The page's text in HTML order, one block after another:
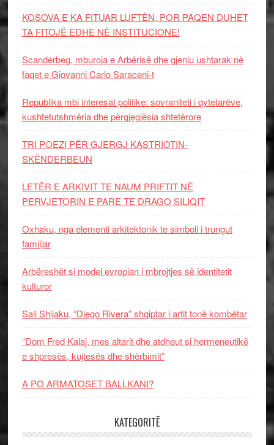
KOSOVA E KA FITUAR LUFTËN, POR PAQEN DUHET
TA FITOJË EDHE NË INSTITUCIONE!
Scanderbeg, mburoja e Arbërisë dhe gjeniu ushtarak në
faqet e Giovanni Carlo Saraceni-t
Republika mbi interesat politike: sovraniteti i qytetarëve,
kushtetutshmëria dhe përgjegjësia shtetërore
TRI POEZI PËR GJERGJ KASTRIOTIN-
SKËNDERBEUN
LETËR E ARKIVIT TE NAUM PRIFTIT NË
PERVJETORIN E PARE TE DRAGO SILIQIT
Oxhaku, nga elementi arkitektonik te simboli i trungut
familjar
Arbëreshët si model evropian i mbrojtjes së identitetit
kulturor
Sali Shijaku, “Diego Rivera” shqiptar i artit tonë kombëtar
“Dom Fred Kalaj, mes altarit dhe atdheut si hermeneutikë
e shpresës, kujtesës dhe shërbimit”
A PO ARMATOSET BALLKANI?
KATEGORITË